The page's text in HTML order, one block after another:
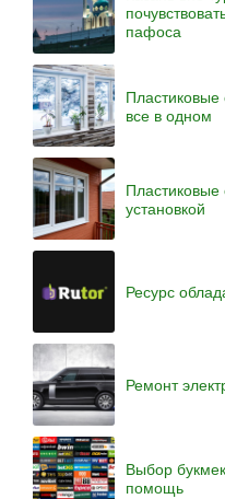
пафоса
все в одном
установкой
Ресурс
Ремонт
Выбор
помощь